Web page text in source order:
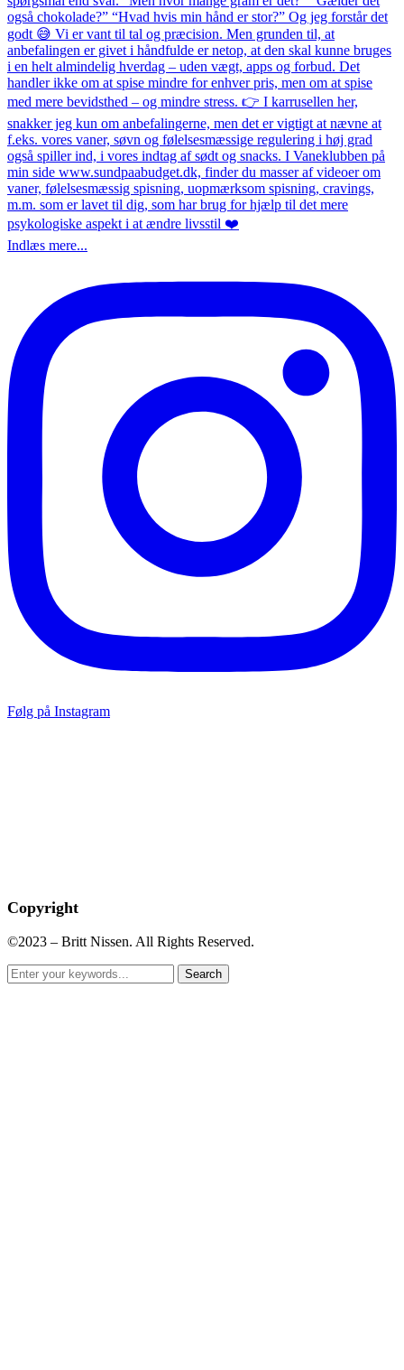
Indlæs mere...
Følg på Instagram
Copyright
©2023 – Britt Nissen. All Rights Reserved.